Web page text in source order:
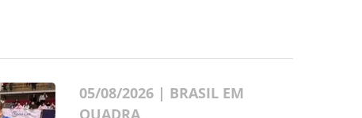
05/08/2026 | BRASIL EM
QUADRA